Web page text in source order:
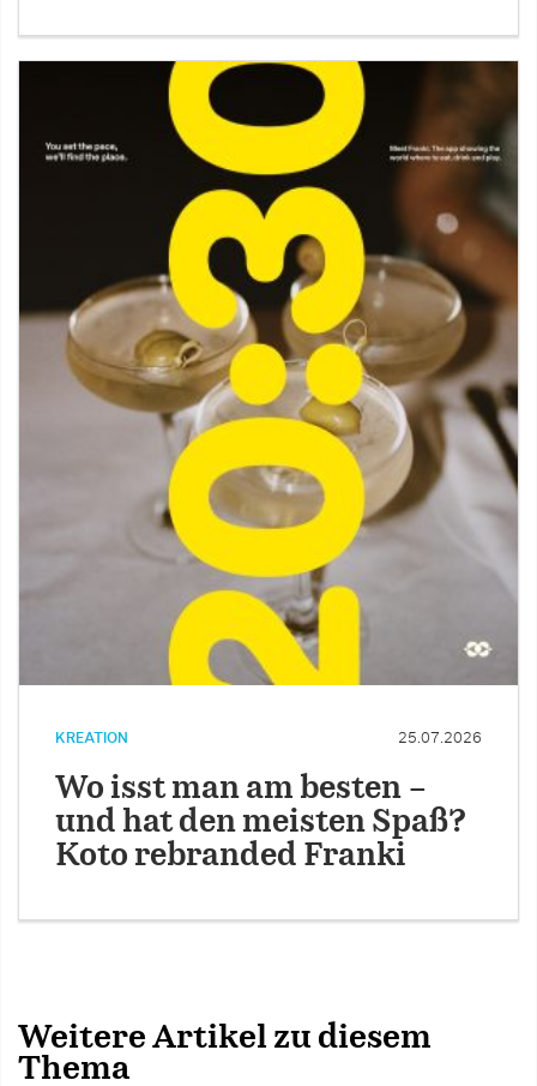
KREATION 25.07.2026
Wo isst man am besten –
und hat den meisten Spaß?
Koto rebranded Franki
Weitere Artikel zu diesem
Thema